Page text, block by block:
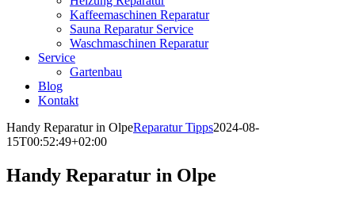
Kaffeemaschinen Reparatur
Sauna Reparatur Service
Waschmaschinen Reparatur
Service
Gartenbau
Blog
Kontakt
Handy Reparatur in OlpeReparatur Tipps2024-08-
15T00:52:49+02:00
Handy Reparatur in Olpe